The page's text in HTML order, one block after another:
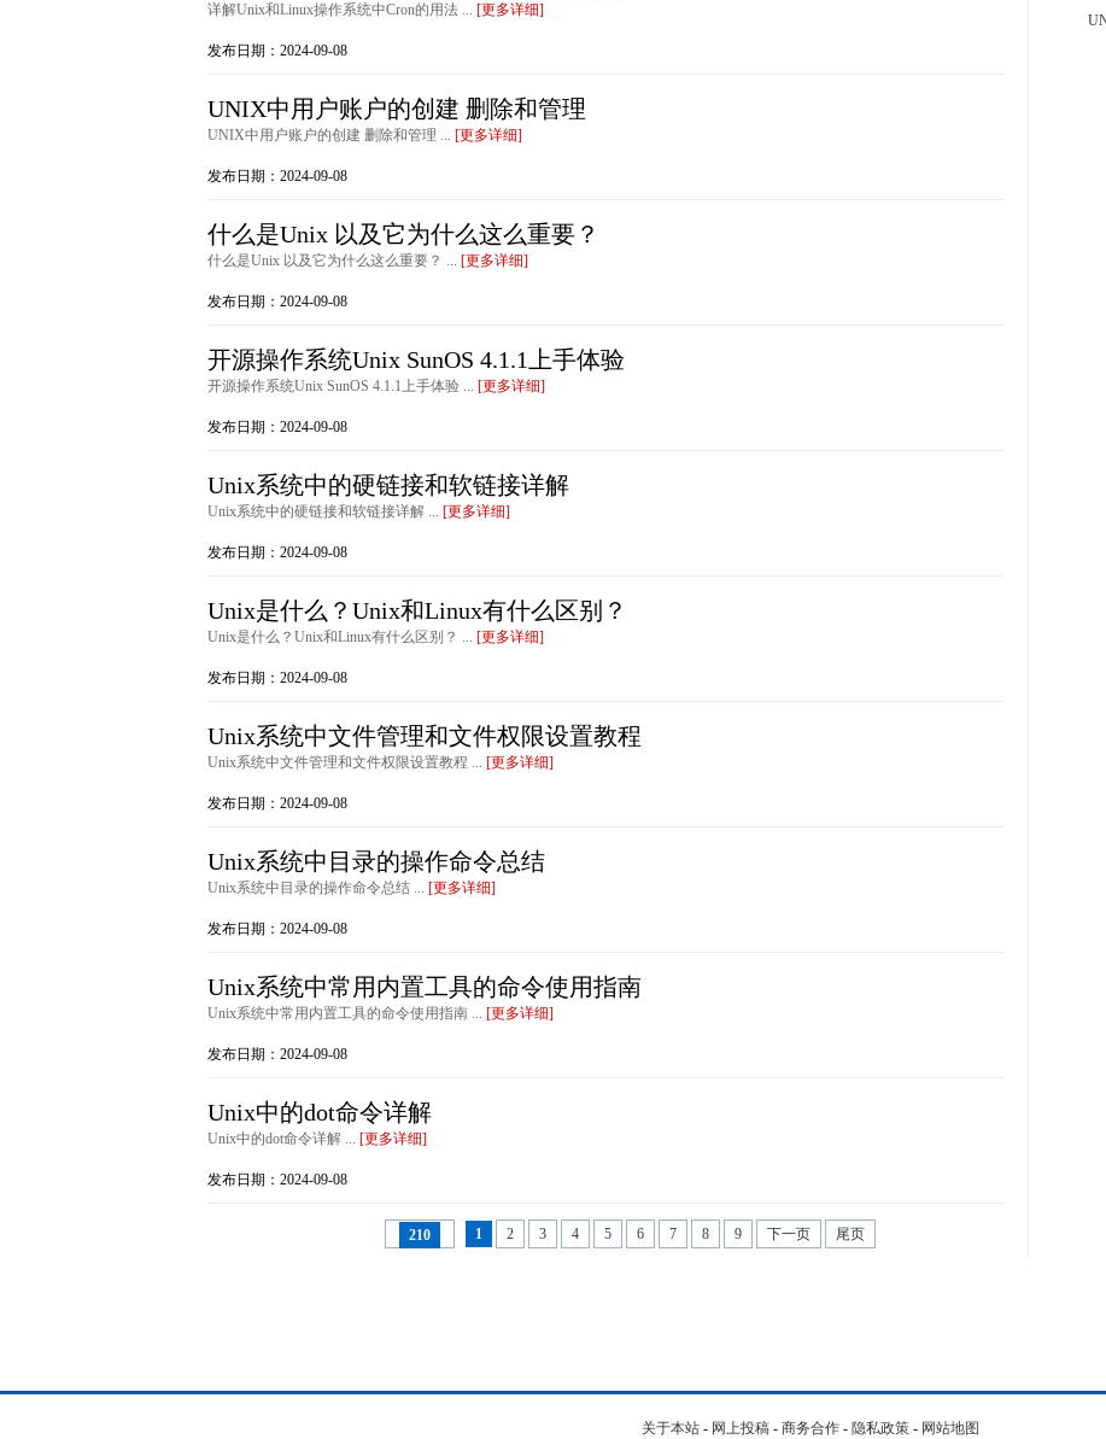
详解Unix和Linux操作系统中Cron的用法 ... [更多详细]
发布日期：2024-09-08
UNIX中用户账户的创建 删除和管理
UNIX中用户账户的创建 删除和管理 ... [更多详细]
发布日期：2024-09-08
什么是Unix 以及它为什么这么重要？
什么是Unix 以及它为什么这么重要？ ... [更多详细]
发布日期：2024-09-08
开源操作系统Unix SunOS 4.1.1上手体验
开源操作系统Unix SunOS 4.1.1上手体验 ... [更多详细]
发布日期：2024-09-08
Unix系统中的硬链接和软链接详解
Unix系统中的硬链接和软链接详解 ... [更多详细]
发布日期：2024-09-08
Unix是什么？Unix和Linux有什么区别？
Unix是什么？Unix和Linux有什么区别？ ... [更多详细]
发布日期：2024-09-08
Unix系统中文件管理和文件权限设置教程
Unix系统中文件管理和文件权限设置教程 ... [更多详细]
发布日期：2024-09-08
Unix系统中目录的操作命令总结
Unix系统中目录的操作命令总结 ... [更多详细]
发布日期：2024-09-08
Unix系统中常用内置工具的命令使用指南
Unix系统中常用内置工具的命令使用指南 ... [更多详细]
发布日期：2024-09-08
Unix中的dot命令详解
Unix中的dot命令详解 ... [更多详细]
发布日期：2024-09-08
210 1 2 3 4 5 6 7 8 9 下一页 尾页
关于本站 - 网上投稿 - 商务合作 - 隐私政策 - 网站地图